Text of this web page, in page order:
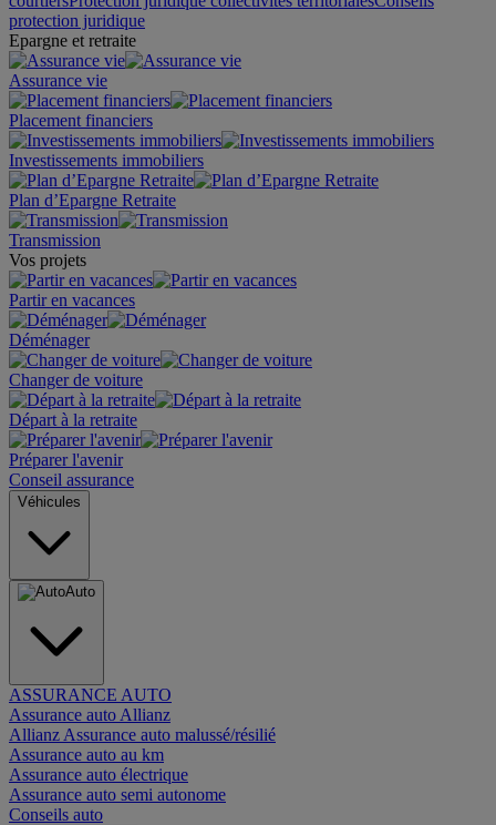
protection juridique
Epargne et retraite
Assurance vie
Placement financiers
Investissements immobiliers
Plan d’Epargne Retraite
Transmission
Vos projets
Partir en vacances
Déménager
Changer de voiture
Départ à la retraite
Préparer l'avenir
Conseil assurance
Véhicules
Auto
ASSURANCE AUTO
Assurance auto Allianz
Allianz Assurance auto malussé/résilié
Assurance auto au km
Assurance auto électrique
Assurance auto semi autonome
Conseils auto